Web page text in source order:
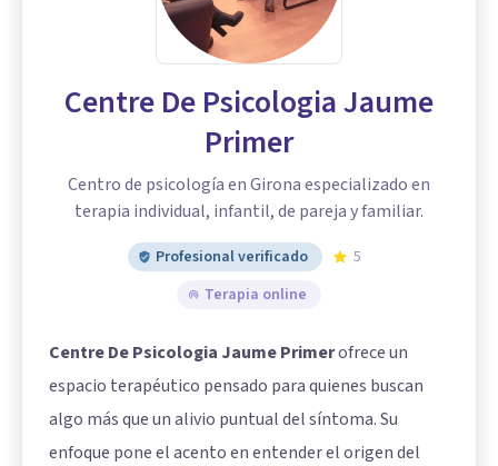
Centre De Psicologia Jaume
Primer
Centro de psicología en Girona especializado en
terapia individual, infantil, de pareja y familiar.
Profesional verificado
5
Terapia online
Centre De Psicologia Jaume Primerofrece un
espacio terapéutico pensado para quienes buscan
algo más que un alivio puntual del síntoma. Su
enfoque pone el acento en entender el origen del